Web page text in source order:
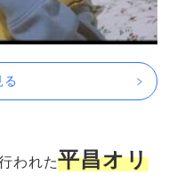
われた平昌オリ